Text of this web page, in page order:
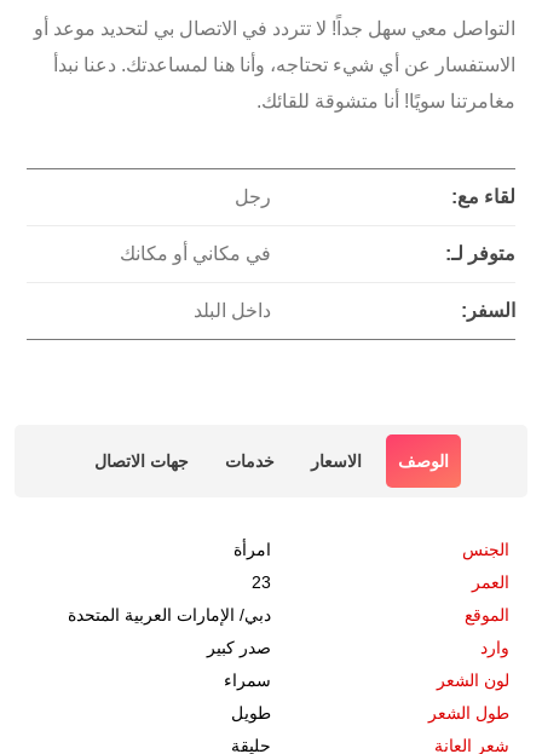
التواصل معي سهل جداً! لا تتردد في الاتصال بي لتحديد موعد أو
الاستفسار عن أي شيء تحتاجه، وأنا هنا لمساعدتك. دعنا نبدأ
مغامرتنا سويًا! أنا متشوقة للقائك.
لقاء مع: رجل
متوفر لـ: في مكاني أو مكانك
السفر: داخل البلد
الوصف الاسعار خدمات جهات الاتصال
الجنس
امرأة
العمر
23
الموقع
دبي/ الإمارات العربية المتحدة
وارد
صدر كبير
لون الشعر
سمراء
طول الشعر
طويل
شعر العانة
حليقة